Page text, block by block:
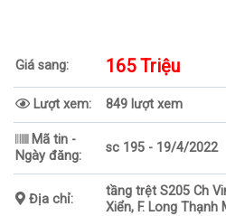
Giá sang: 165 Triệu
Lượt xem: 849 lượt xem
Mã tin -
Ngày đăng:
sc 195 - 19/4/2022
Địa chỉ:
tầng trệt S205 Ch
Xiển, F. Long Thạnh